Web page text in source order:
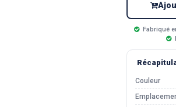
Fabriqué
Couleur